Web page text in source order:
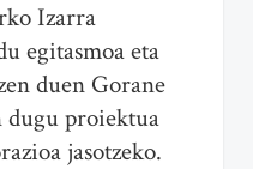
Izarra
egitasmoa eta
duen Gorane
dugu proiektua
jasotzeko.